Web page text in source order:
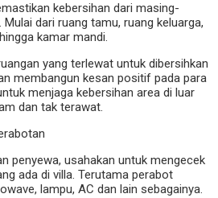
kebersihan dari masing-
dari ruang tamu, ruang keluarga,
kamar mandi.
yang terlewat untuk dibersihkan
membangun kesan positif pada para
menjaga kebersihan area di luar
dan tak terawat.
penyewa, usahakan untuk mengecek
ada di villa. Terutama perabot
lampu, AC dan lain sebagainya.